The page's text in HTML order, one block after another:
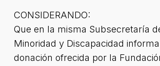
CONSIDERANDO:
Que en la misma Subsecretaría
Minoridad y Discapacidad
donación ofrecida por la